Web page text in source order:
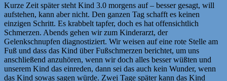
Kurze Zeit später steht Kind 3.0 morgens auf – besser gesagt, will
aufstehen, kann aber nicht. Den ganzen Tag schafft es keinen
einzigen Schritt. Es krabbelt tapfer, doch es hat offensichtlich
Schmerzen. Abends gehen wir zum Kinderarzt, der
Gelenkschnupfen diagnostiziert. Wir weisen auf eine rote Stelle am
Fuß und dass das Kind über Fußschmerzen berichtet, um uns
anschließend anzuhören, wenn wir doch alles besser wüßten und
unserem Kind das einreden, dann sei das auch kein Wunder, wenn
das Kind sowas sagen würde. Zwei Tage später kann das Kind